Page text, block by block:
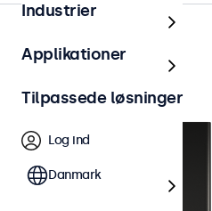
Industrier
Applikationer
Tilpassede løsninger
Log ind
Danmark